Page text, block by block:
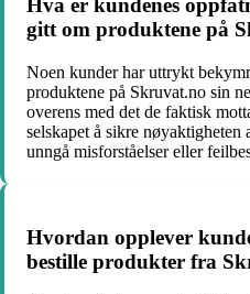
Hva er kundenes
gitt om produktene på
Noen kunder har uttrykt
produktene på Skruvat.no sin
overens med det de faktisk
selskapet å sikre
unngå misforståelser eller
Hvordan opplever
bestille produkter fra